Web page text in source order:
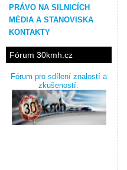
PRÁVO NA SILNICÍCH
MÉDIA A STANOVISKA
KONTAKTY
Fórum 30kmh.cz
Fórum pro sdílení znalostí a
zkušeností: